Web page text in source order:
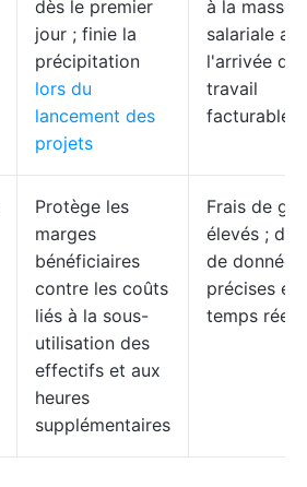
dès le premier
jour ; finie la
précipitation
lors du
lancement des
projets
à la masse
salariale
l'arrivée de
travail
facturable
Protège les
marges
bénéficiaires
contre les coûts
liés à la sous-
utilisation des
effectifs et aux
heures
supplémentaires
Frais de
élevés ;
de données
précises et
temps réel